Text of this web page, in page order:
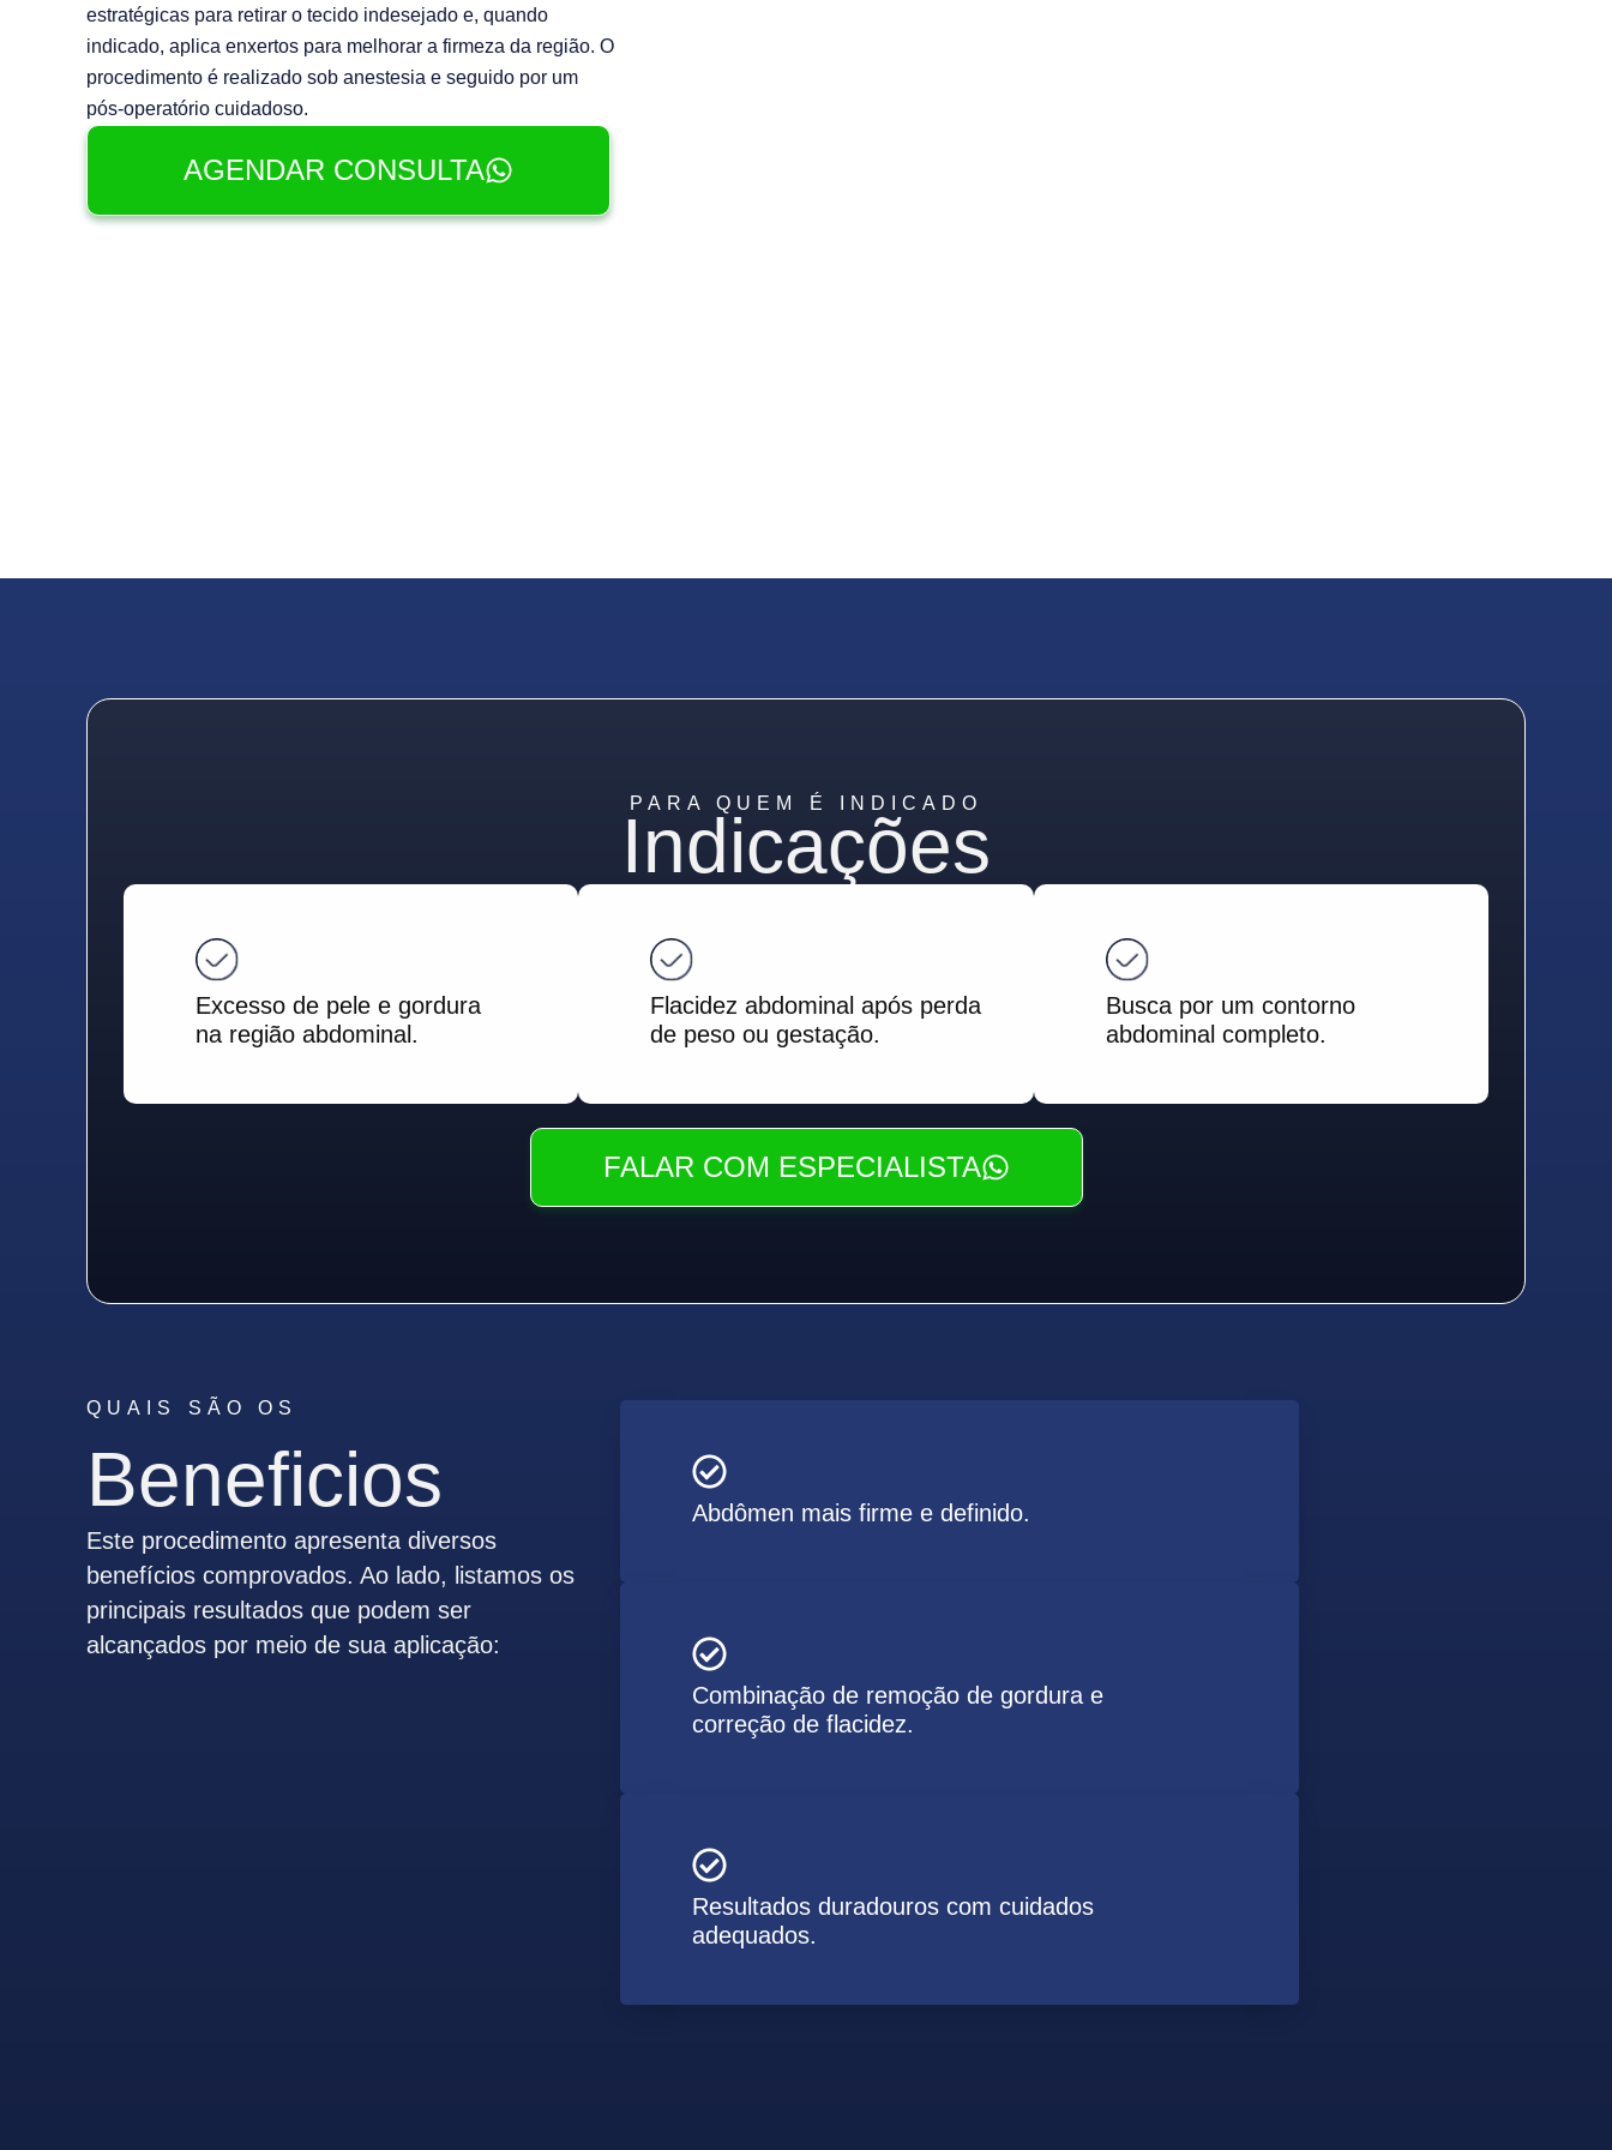
estratégicas para retirar o tecido indesejado e, quando
indicado, aplica enxertos para melhorar a firmeza da região. O
procedimento é realizado sob anestesia e seguido por um
pós-operatório cuidadoso.
AGENDAR CONSULTA
PARA QUEM É INDICADO
Indicações
Excesso de pele e gordura
na região abdominal.
Flacidez abdominal após perda
de peso ou gestação.
Busca por um contorno
abdominal completo.
FALAR COM ESPECIALISTA
QUAIS SÃO OS
Beneficios
Este procedimento apresenta diversos
benefícios comprovados. Ao lado, listamos os
principais resultados que podem ser
alcançados por meio de sua aplicação:
Abdômen mais firme e definido.
Combinação de remoção de gordura e
correção de flacidez.
Resultados duradouros com cuidados
adequados.